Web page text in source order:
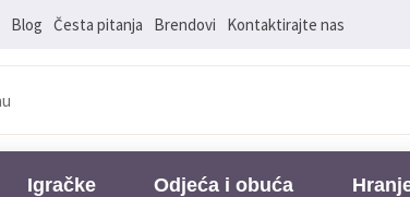
Blog Česta pitanja Brendovi Kontaktirajte nas
Igračke Odjeća i obuća